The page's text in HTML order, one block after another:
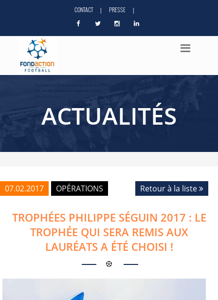
CONTACT | PRESSE |
ACTUALITÉS
07.02.2017 OPÉRATIONS Retour à la liste
TROPHÉES PHILIPPE SÉGUIN 2017 : LE
TROPHÉE QUI SERA REMIS AUX
LAURÉATS A ÉTÉ CHOISI !